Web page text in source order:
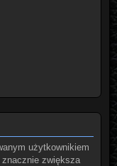
użytkownikiem
zwiększa